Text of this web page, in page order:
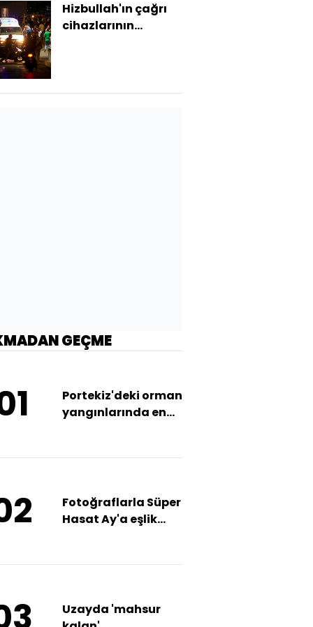
Hizbullah'ın çağrı
cihazlarının
GEÇME
Portekiz'deki orman
yangınlarında en
Fotoğraflarla Süper
Hasat Ay'a eşlik
Uzayda 'mahsur